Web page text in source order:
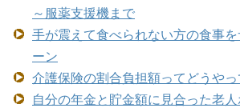
～服薬支援機まで
手が震えて食べられない方の食事
ーン
介護保険の割合負担額ってどうやっ
自分の年金と貯金額に見合った老